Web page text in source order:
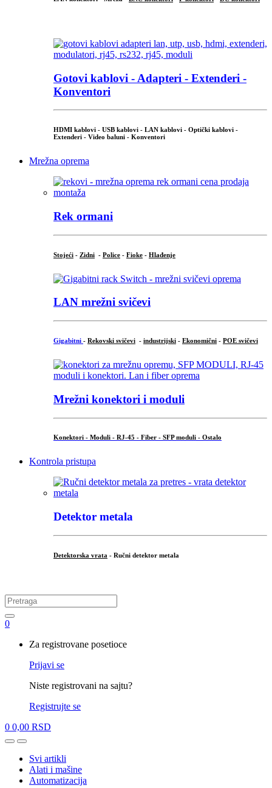
Gotovi kablovi - Adapteri - Extenderi -
Konventori
HDMI kablovi - USB kablovi - LAN kablovi - Optički kablovi -
Extenderi - Video baluni - Konventori
Mrežna oprema
Rek ormani
Stojeći - Zidni - Police - Fioke - Hlađenje
LAN mrežni svičevi
Gigabitni - Rekovski svičevi - industrijski - Ekonomični - POE svičevi
Mrežni konektori i moduli
Konektori - Moduli - RJ-45 - Fiber - SFP moduli - Ostalo
Kontrola pristupa
Detektor metala
Detektorska vrata - Ručni detektor metala
Search
for:
0
Za registrovane posetioce
Prijavi se
Niste registrovani na sajtu?
Registrujte se
0 0,00 RSD
OpenClose
Svi artikli
Alati i mašine
Automatizacija